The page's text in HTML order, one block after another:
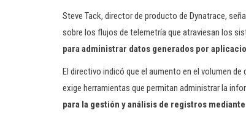
Steve Tack, director de producto de Dynatrace,
sobre los flujos de telemetría que atraviesan los
para administrar datos generados por
El directivo indicó que el aumento en el volumen
exige herramientas que permitan administrar la
para la gestión y análisis de registros